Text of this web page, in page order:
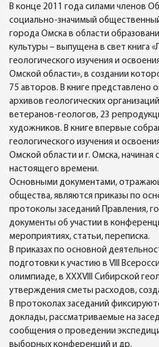
В конце 2011 года силами членов
социально-значимый
города Омска в области
культуры – выпущена в свет книга
геологического изучения и
Омской области», в создании
75 авторов. В книге представлено
архивов геологических
ветеранов-геологов, 23
художников. В книге впервые
геологического изучения и
Омской области и г. Омска,
настоящего времени.
Основными документами,
общества, являются приказы по
протоколы заседаний Правления,
документы об участии в
мероприятиях, статьи, переписка.
В приказах по основной
подготовки к участию в VIII
олимпиаде, в XXXVIII Сибирской
утверждения сметы расходов,
В протоколах заседаний
доклады, рассматриваемые на
сообщения о проведении
выборных конференций и др.